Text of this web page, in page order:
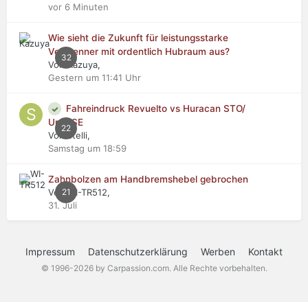
vor 6 Minuten
32
Wie sieht die Zukunft für leistungsstarke
Verbrenner mit ordentlich Hubraum aus?
Von Kazuya,
Gestern um 11:41 Uhr
22
Fahreindruck Revuelto vs Huracan STO/
Urus SE
Von stelli,
Samstag um 18:59
21
Zahnbolzen am Handbremshebel gebrochen
Von WI-TR512,
31. Juli
Impressum Datenschutzerklärung Werben Kontakt
© 1996-2026 by Carpassion.com. Alle Rechte vorbehalten.